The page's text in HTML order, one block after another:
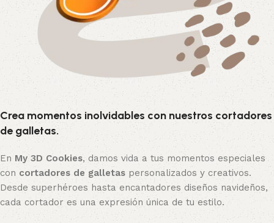
Crea momentos inolvidables con nuestros cortadores
de galletas.
En My 3D Cookies, damos vida a tus momentos especiales
con cortadores de galletas personalizados y creativos.
Desde superhéroes hasta encantadores diseños navideños,
cada cortador es una expresión única de tu estilo.